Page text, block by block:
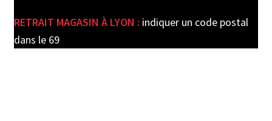
RETRAIT MAGASIN À LYON : indiquer un code postal
dans le 69